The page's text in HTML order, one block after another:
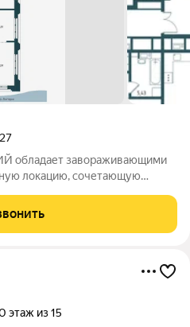
обладает завораживающими
локацию, сочетающую
архитектуру и
места
этаж из 15